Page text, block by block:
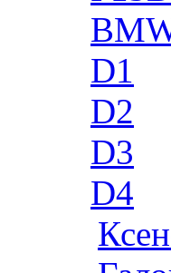
D1
D2
D3
D4